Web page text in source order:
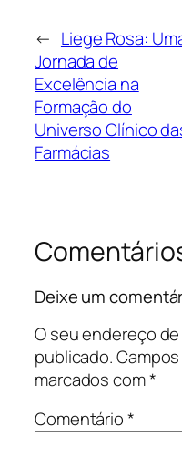
← Liege Rosa:
Jornada de
Excelência na
Formação do
Universo Clínico
Farmácias
Deixe um
O seu endereço
publicado.
marcados com*
Comentário*